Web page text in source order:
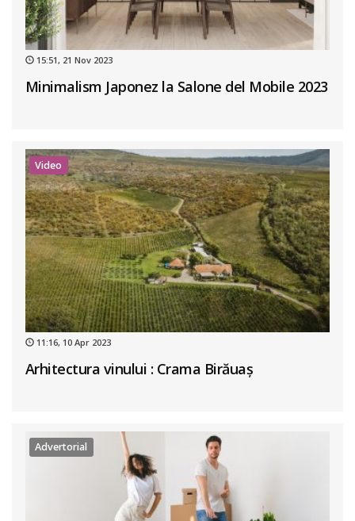
15:51, 21 Nov 2023
Minimalism Japonez la Salone del Mobile 2023
Video
11:16, 10 Apr 2023
Arhitectura vinului : Crama Birăuaș
Advertorial